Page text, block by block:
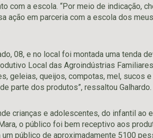
com a escola. “Por meio de indicação,
ação em parceria com a escola dos
08, e no local foi montada uma tenda
Local das Agroindústrias
geleias, queijos, compotas, mel, sucos
parte dos produtos”, ressaltou Galhardo.
crianças e adolescentes, do infantil ao
o público foi bem receptivo aos
público de aproximadamente 5100